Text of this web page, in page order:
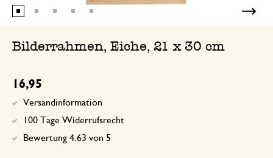
Bilderrahmen, Eiche, 21 x 30 cm
16,95
Versandinformation
100 Tage Widerrufsrecht
Bewertung 4.63 von 5